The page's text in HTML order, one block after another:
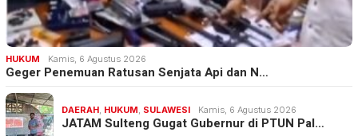
HUKUM Kamis, 6 Agustus 2026
Geger Penemuan Ratusan Senjata Api dan N…
DAERAH HUKUM SULAWESI Kamis, 6 Agustus 2026
JATAM Sulteng Gugat Gubernur di PTUN Pal…